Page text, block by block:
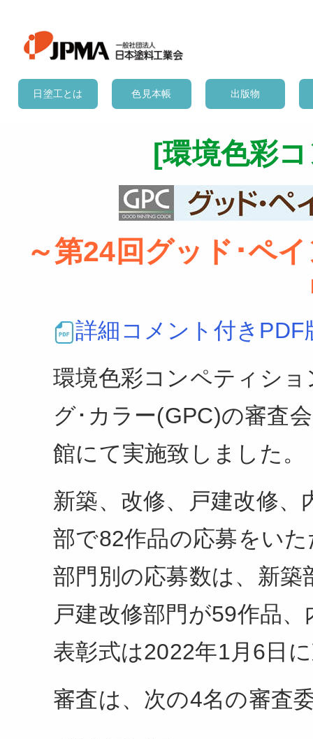
日塗工とは 色見本帳 出版物
[環境色彩
～第24回グッド･ペ
詳細コメント付きPDF
環境色彩コンペティシ
グ･カラー(GPC)の審査
館にて実施致しました。
新築、改修、戸建改修
部で82作品の応募をい
部門別の応募数は、新
戸建改修部門が59作品
表彰式は2022年1月6日
審査は、次の4名の審査